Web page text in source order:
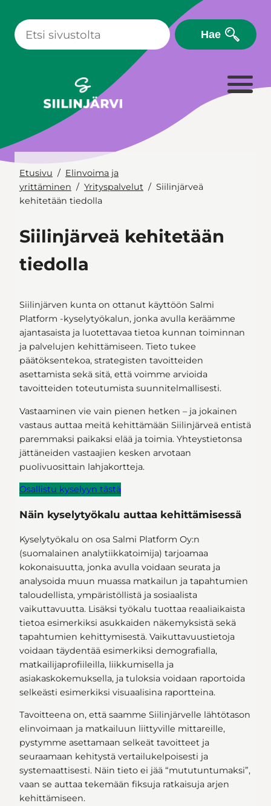
sisältöön
Hae
Etusivu
Elinvoima ja
yrittäminen
Yrityspalvelut
Siilinjärveä
kehitetään tiedolla
Siilinjärveä kehitetään
tiedolla
Siilinjärven kunta on ottanut käyttöön Salmi
Platform -kyselytyökalun, jonka avulla keräämme
ajantasaista ja luotettavaa tietoa kunnan toiminnan
ja palvelujen kehittämiseen. Tieto tukee
päätöksentekoa, strategisten tavoitteiden
asettamista sekä sitä, että voimme arvioida
tavoitteiden toteutumista suunnitelmallisesti.
Vastaaminen vie vain pienen hetken – ja jokainen
vastaus auttaa meitä kehittämään Siilinjärveä entistä
paremmaksi paikaksi elää ja toimia. Yhteystietonsa
jättäneiden vastaajien kesken arvotaan
puolivuosittain lahjakortteja.
Osallistu kyselyyn tästä
Näin kyselytyökalu auttaa kehittämisessä
Kyselytyökalu on osa Salmi Platform Oy:n
(suomalainen analytiikkatoimija) tarjoamaa
kokonaisuutta, jonka avulla voidaan seurata ja
analysoida muun muassa matkailun ja tapahtumien
taloudellista, ympäristöllistä ja sosiaalista
vaikuttavuutta. Lisäksi työkalu tuottaa reaaliaikaista
tietoa esimerkiksi asukkaiden näkemyksistä sekä
tapahtumien kehittymisestä. Vaikuttavuustietoja
voidaan täydentää esimerkiksi demografialla,
matkailijaprofiileilla, liikkumisella ja
asiakaskokemuksella, ja tuloksia voidaan raportoida
selkeästi esimerkiksi visuaalisina raportteina.
Tavoitteena on, että saamme Siilinjärvelle lähtötason
elinvoimaan ja matkailuun liittyville mittareille,
pystymme asettamaan selkeät tavoitteet ja
seuraamaan kehitystä vertailukelpoisesti ja
systemaattisesti. Näin tieto ei jää “mututuntumaksi”,
vaan se auttaa tekemään fiksuja ratkaisuja arjen
kehittämiseen.